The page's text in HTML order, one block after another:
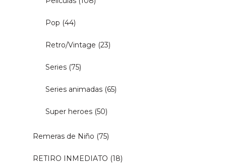
Pop (44)
Retro/Vintage (23)
Series (75)
Series animadas (65)
Super heroes (50)
Remeras de Niño (75)
RETIRO INMEDIATO (18)